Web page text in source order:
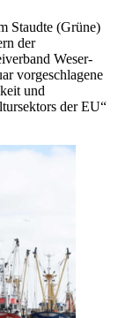
Staudte (Grüne)
der
Weser-
vorgeschlagene
und
der EU“